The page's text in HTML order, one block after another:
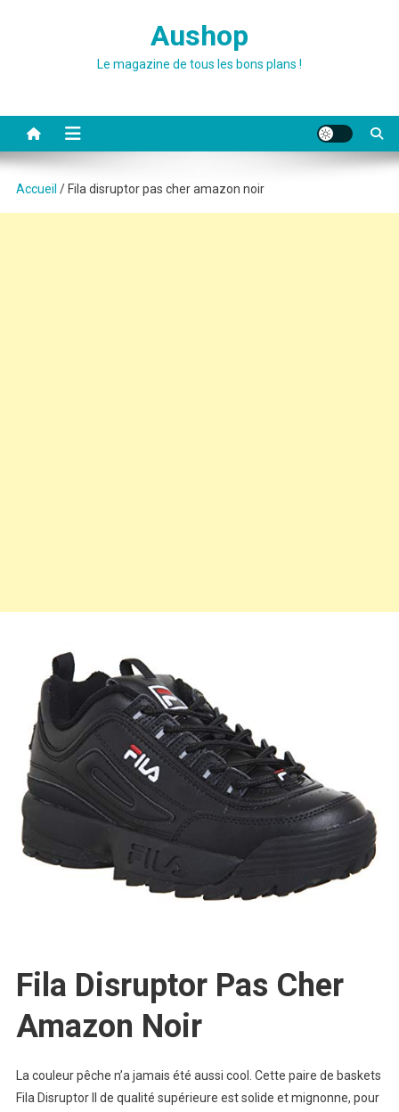
Aushop
Le magazine de tous les bons plans !
Accueil / Fila disruptor pas cher amazon noir
Fila Disruptor Pas Cher
Amazon Noir
La couleur pêche n’a jamais été aussi cool. Cette paire de baskets
Fila Disruptor II de qualité supérieure est solide et mignonne, pour